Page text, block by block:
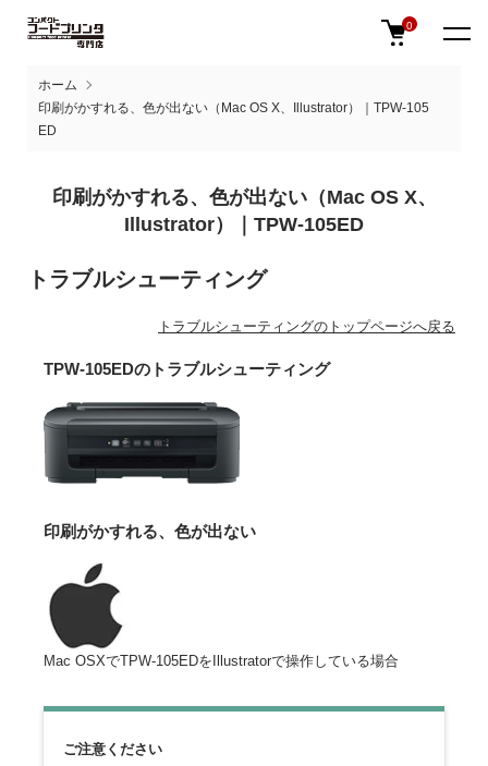
0
ホーム
印刷がかすれる、色が出ない（Mac OS X、Illustrator）｜TPW-105
ED
印刷がかすれる、色が出ない（Mac OS X、
Illustrator）｜TPW-105ED
トラブルシューティング
トラブルシューティングのトップページへ戻る
TPW-105EDのトラブルシューティング
印刷がかすれる、色が出ない
Mac OSXでTPW-105EDをIllustratorで操作している場合
ご注意ください